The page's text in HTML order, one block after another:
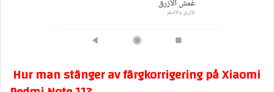
Hur man stänger av färgkorrigering på Xiaomi